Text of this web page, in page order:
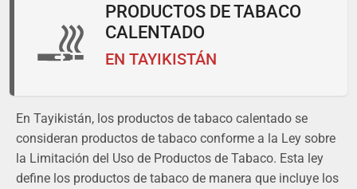
PRODUCTOS DE TABACO
CALENTADO
EN TAYIKISTÁN
En Tayikistán, los productos de tabaco calentado se
consideran productos de tabaco conforme a la Ley sobre
la Limitación del Uso de Productos de Tabaco. Esta ley
define los productos de tabaco de manera que incluye los